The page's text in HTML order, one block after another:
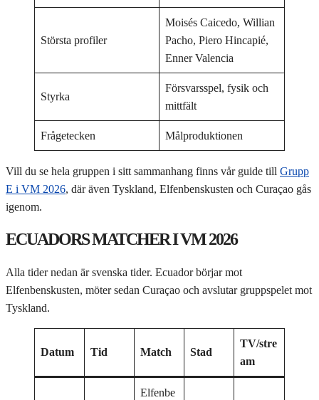
Största profiler
Moisés Caicedo, Willian
Pacho, Piero Hincapié,
Enner Valencia
Styrka
Försvarsspel, fysik och
mittfält
Frågetecken Målproduktionen
Vill du se hela gruppen i sitt sammanhang finns vår guide till Grupp
E i VM 2026, där även Tyskland, Elfenbenskusten och Curaçao gås
igenom.
ECUADORS MATCHER I VM 2026
Alla tider nedan är svenska tider. Ecuador börjar mot
Elfenbenskusten, möter sedan Curaçao och avslutar gruppspelet mot
Tyskland.
Datum Tid Match Stad
TV/stre
am
Elfenbe